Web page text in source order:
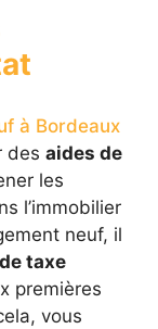
à Bordeaux
des aides de
les
l’immobilier
neuf, il
taxe
premières
vous